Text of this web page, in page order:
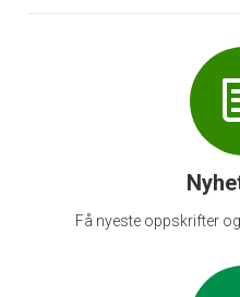
Få nyeste oppskrifter